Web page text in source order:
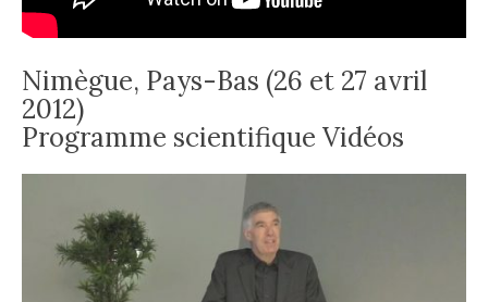
Nimègue, Pays-Bas (26 et 27 avril
2012)
Programme scientifique Vidéos